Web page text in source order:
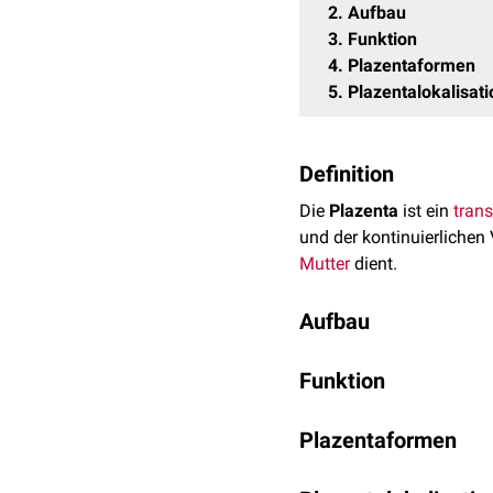
2 Aufbau
3 Funktion
4 Plazentaformen
5
Definition
Die Plazenta ist ein
und der kontinuierlichen
Mutterdient.
Aufbau
und demEndometrium
dem mütterlichen
Funktion
Filter zwischen beiden
Plazentaformen